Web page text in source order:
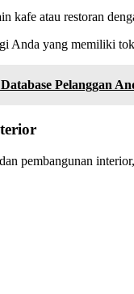
kafe atau restoran
Anda yang memiliki
Pelanggan
pembangunan